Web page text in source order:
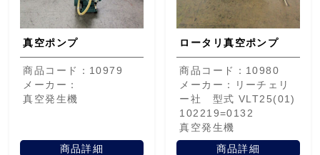
真空ポンプ
商品コード：10979
メーカー：
真空発生機
商品詳細
ロータリ真空ポンプ
商品コード：10980
メーカー：リーチェリ
ー社 型式 VLT25(01)
102219=0132
真空発生機
商品詳細